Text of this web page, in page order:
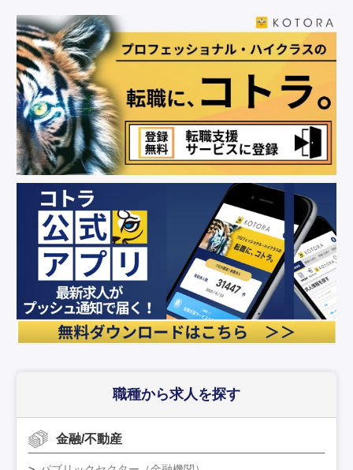
職種から求人を探す
金融/不動産